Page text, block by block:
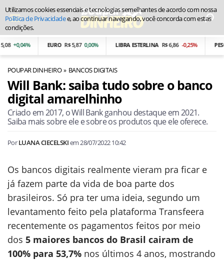
R$ 5,87 0,00% LIBRA ESTERLINA R$ 6,86 -0,25% PESO
POUPAR DINHEIRO BANCOS DIGITAIS
Will Bank: saiba tudo sobre o banco
digital amarelhinho
Criado em 2017, o Will Bank ganhou destaque em 2021.
Saiba mais sobre ele e sobre os produtos que ele oferece.
PorLUANA CIECELSKIem28/07/2022 10:42
Os bancos digitais realmente vieram pra ficar e
já fazem parte da vida de boa parte dos
brasileiros. Só pra ter uma ideia, segundo um
levantamento feito pela plataforma Transfeera
recentemente os pagamentos feitos por meio
dos 5 maiores bancos do Brasil cairam de
100% para 53,7% nos últimos 4 anos, mostrando
Utilizamos cookies essenciais e tecnologias semelhantes de acordo com nossa
Política de Privacidadee, ao continuar navegando, você concorda com estas
condições.